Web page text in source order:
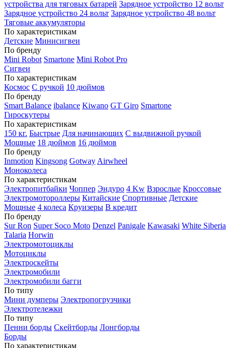
устройства для тяговых батарей Зарядное устройство 12 вольт
Зарядное устройство 24 вольт Зарядное устройство 48 вольт
Тяговые аккумуляторы
По характеристикам
Детские Минисигвеи
По бренду
Mini Robot Smartone Mini Robot Pro
Сигвеи
По характеристикам
Космос С ручкой 10 дюймов
По бренду
Smart Balance ibalance Kiwano GT Giro Smartone
Гироскутеры
По характеристикам
150 кг. Быстрые Для начинающих С выдвижной ручкой
Мощные 18 дюймов 16 дюймов
По бренду
Inmotion Kingsong Gotway Airwheel
Моноколеса
По характеристикам
Электропитбайки Чоппер Эндуро 4 Kw Взрослые Кроссовые
Электромотороллеры Китайские Спортивные Детские
Мощные 4 колеса Круизеры В кредит
По бренду
Sur Ron Super Soco Moto Denzel Panigale Kawasaki White Siberia
Talaria Horwin
Электромотоциклы
Мотоциклы
Электроскейты
Электромобили
Электромобили багги
По типу
Мини думперы Электропогрузчики
Электротележки
По типу
Пенни борды Скейтборды Лонгборды
Борды
По характеристикам